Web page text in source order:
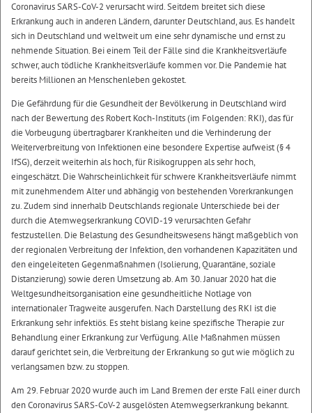
Coronavirus SARS-CoV-2 verursacht wird. Seitdem breitet sich diese
Erkrankung auch in anderen Ländern, darunter Deutschland, aus. Es handelt
sich in Deutschland und weltweit um eine sehr dynamische und ernst zu
nehmende Situation. Bei einem Teil der Fälle sind die Krankheitsverläufe
schwer, auch tödliche Krankheitsverläufe kommen vor. Die Pandemie hat
bereits Millionen an Menschenleben gekostet.
Die Gefährdung für die Gesundheit der Bevölkerung in Deutschland wird
nach der Bewertung des Robert Koch-Instituts (im Folgenden: RKI), das für
die Vorbeugung übertragbarer Krankheiten und die Verhinderung der
Weiterverbreitung von Infektionen eine besondere Expertise aufweist (§ 4
IfSG), derzeit weiterhin als hoch, für Risikogruppen als sehr hoch,
eingeschätzt. Die Wahrscheinlichkeit für schwere Krankheitsverläufe nimmt
mit zunehmendem Alter und abhängig von bestehenden Vorerkrankungen
zu. Zudem sind innerhalb Deutschlands regionale Unterschiede bei der
durch die Atemwegserkrankung COVID-19 verursachten Gefahr
festzustellen. Die Belastung des Gesundheitswesens hängt maßgeblich von
der regionalen Verbreitung der Infektion, den vorhandenen Kapazitäten und
den eingeleiteten Gegenmaßnahmen (Isolierung, Quarantäne, soziale
Distanzierung) sowie deren Umsetzung ab. Am 30. Januar 2020 hat die
Weltgesundheitsorganisation eine gesundheitliche Notlage von
internationaler Tragweite ausgerufen. Nach Darstellung des RKI ist die
Erkrankung sehr infektiös. Es steht bislang keine spezifische Therapie zur
Behandlung einer Erkrankung zur Verfügung. Alle Maßnahmen müssen
darauf gerichtet sein, die Verbreitung der Erkrankung so gut wie möglich zu
verlangsamen bzw. zu stoppen.
Am 29. Februar 2020 wurde auch im Land Bremen der erste Fall einer durch
den Coronavirus SARS-CoV-2 ausgelösten Atemwegserkrankung bekannt.